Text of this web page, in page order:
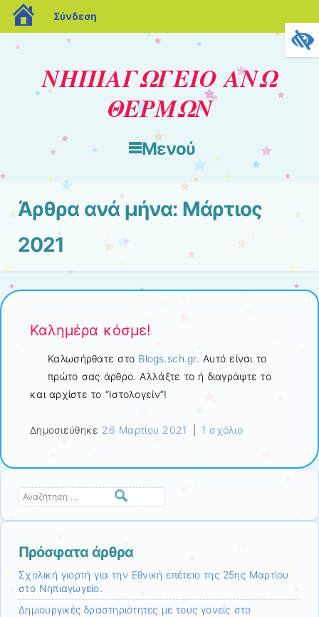
blogs.sch.gr
Σύνδεση
ΝΗΠΙΑΓΩΓΕΙΟ ΑΝΩ
ΘΕΡΜΩΝ
Μενού
Μετάβαση στο περιεχόμενο
Άρθρα ανά μήνα: Μάρτιος
2021
Καλημέρα κόσμε!
Καλωσήρθατε στο Blogs.sch.gr. Αυτό είναι το
πρώτο σας άρθρο. Αλλάξτε το ή διαγράψτε το
και αρχίστε το “Ιστολογείν”!
Δημοσιεύθηκε 26 Μαρτίου 2021 1 σχόλιο
Αναζήτηση
Πρόσφατα άρθρα
Σχολική γιορτή για την Εθνική επέτειο της 25ης Μαρτίου
στο Νηπιαγωγείο.
Δημιουργικές δραστηριότητες με τους γονείς στο